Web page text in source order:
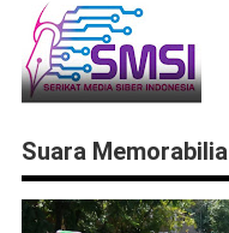
Suara Memorabilia